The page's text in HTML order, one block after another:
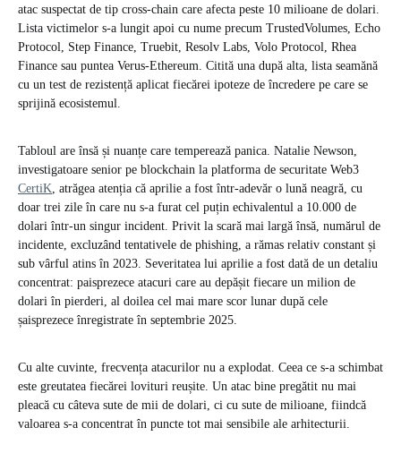
atac suspectat de tip cross-chain care afecta peste 10 milioane de dolari.
Lista victimelor s-a lungit apoi cu nume precum TrustedVolumes, Echo
Protocol, Step Finance, Truebit, Resolv Labs, Volo Protocol, Rhea
Finance sau puntea Verus-Ethereum. Citită una după alta, lista seamănă
cu un test de rezistență aplicat fiecărei ipoteze de încredere pe care se
sprijină ecosistemul.
Tabloul are însă și nuanțe care temperează panica. Natalie Newson,
investigatoare senior pe blockchain la platforma de securitate Web3
CertiK, atrăgea atenția că aprilie a fost într-adevăr o lună neagră, cu
doar trei zile în care nu s-a furat cel puțin echivalentul a 10.000 de
dolari într-un singur incident. Privit la scară mai largă însă, numărul de
incidente, excluzând tentativele de phishing, a rămas relativ constant și
sub vârful atins în 2023. Severitatea lui aprilie a fost dată de un detaliu
concentrat: paisprezece atacuri care au depășit fiecare un milion de
dolari în pierderi, al doilea cel mai mare scor lunar după cele
șaisprezece înregistrate în septembrie 2025.
Cu alte cuvinte, frecvența atacurilor nu a explodat. Ceea ce s-a schimbat
este greutatea fiecărei lovituri reușite. Un atac bine pregătit nu mai
pleacă cu câteva sute de mii de dolari, ci cu sute de milioane, fiindcă
valoarea s-a concentrat în puncte tot mai sensibile ale arhitecturii.